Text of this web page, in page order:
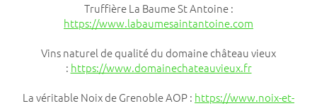
Truffière La Baume St Antoine :
https://www.labaumesaintantoine.com
Vins naturel de qualité du domaine château vieux
: https://www.domainechateauvieux.fr
La véritable Noix de Grenoble AOP : https://www.noix-et-